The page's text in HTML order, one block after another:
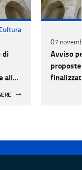
di
alla
07
Avviso